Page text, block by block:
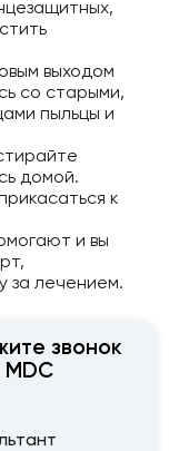
выходом
со старыми,
пыльцы и
домой.
к
и вы
за лечением.
звонок